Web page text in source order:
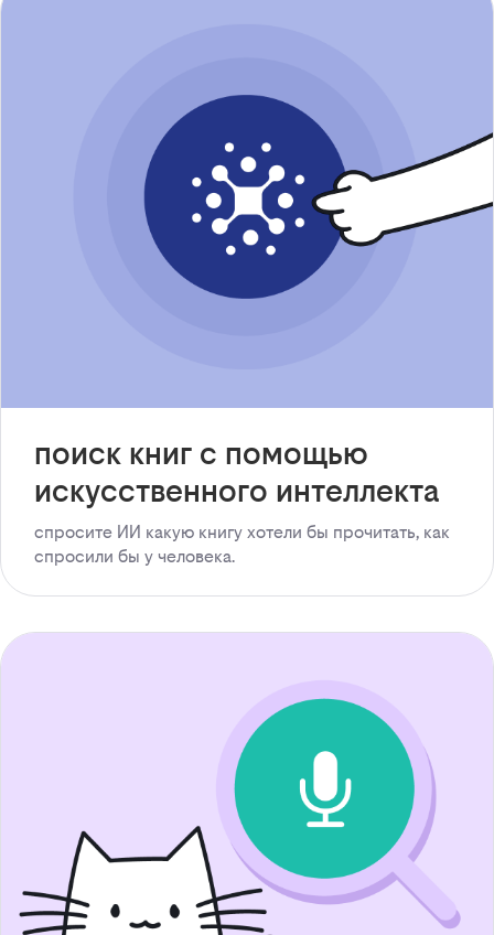
поиск книг с помощью
искусственного интеллекта
спросите ИИ какую книгу хотели бы прочитать, как
спросили бы у человека.